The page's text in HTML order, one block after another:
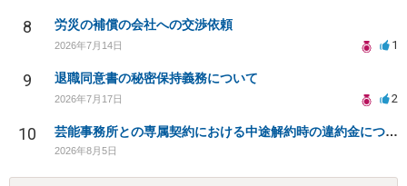
8 労災の補償の会社への交渉依頼
2026年7月14日 1
9 退職同意書の秘密保持義務について
2026年7月17日 2
10 芸能事務所との専属契約における中途解約時の違約金について相談したいです
2026年8月5日